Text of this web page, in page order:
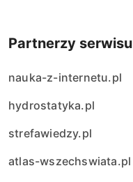
Partnerzy serwisu
nauka-z-internetu.pl
hydrostatyka.pl
strefawiedzy.pl
atlas-wszechswiata.pl